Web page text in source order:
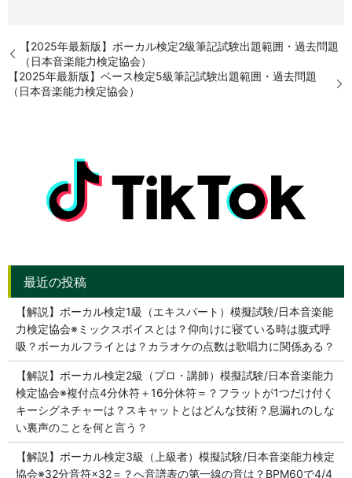
【2025年最新版】ボーカル検定2級筆記試験出題範囲・過去問題
（日本音楽能力検定協会）
【2025年最新版】ベース検定5級筆記試験出題範囲・過去問題
（日本音楽能力検定協会）
【解説】ボーカル検定1級（エキスパート）模擬試験/日本音楽能
力検定協会※ミックスボイスとは？仰向けに寝ている時は腹式呼
吸？ボーカルフライとは？カラオケの点数は歌唱力に関係ある？
【解説】ボーカル検定2級（プロ・講師）模擬試験/日本音楽能力
検定協会※複付点4分休符＋16分休符＝？フラットが1つだけ付く
キーシグネチャーは？スキャットとはどんな技術？息漏れのしな
い裏声のことを何と言う？
【解説】ボーカル検定3級（上級者）模擬試験/日本音楽能力検定
協会※32分音符×32＝？へ音譜表の第一線の音は？BPM60で4/4